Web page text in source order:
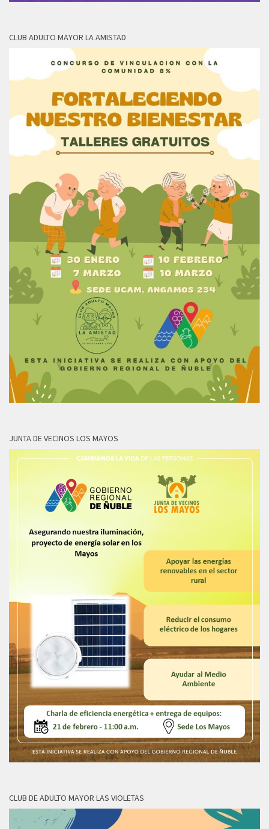
CLUB ADULTO MAYOR LA AMISTAD
JUNTA DE VECINOS LOS MAYOS
CLUB DE ADULTO MAYOR LAS VIOLETAS